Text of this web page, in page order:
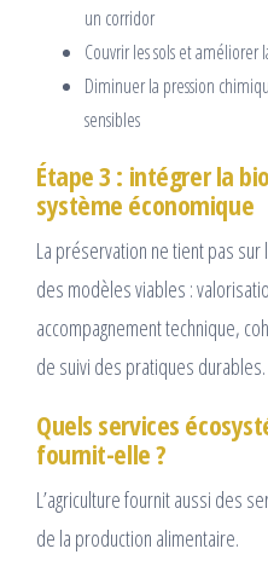
un corridor
Couvrir les sols et
Diminuer la pression
sensibles
Étape 3 : intégrer la
système économique
La préservation ne tient pas
des modèles viables :
accompagnement technique,
de suivi des pratiques durables.
Quels services
fournit-elle ?
L’agriculture fournit aussi des
de la production alimentaire.